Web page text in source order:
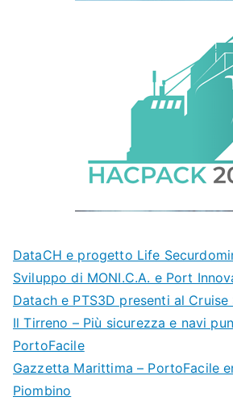
DataCH e progetto Life
Sviluppo di MONI.C.A. e Port
Datach e PTS3D presenti al
Il Tirreno – Più sicurezza e navi
PortoFacile
Gazzetta Marittima – PortoFacile
Piombino